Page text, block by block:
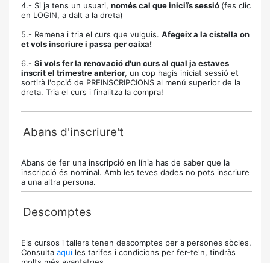
4.- Si ja tens un usuari, només cal que iniciïs sessió (fes clic
en LOGIN, a dalt a la dreta)
5.- Remena i tria el curs que vulguis. Afegeix a la cistella on
et vols inscriure i passa per caixa!
6.- Si vols fer la renovació d'un curs al qual ja estaves
inscrit el trimestre anterior, un cop hagis iniciat sessió et
sortirà l'opció de PREINSCRIPCIONS al menú superior de la
dreta. Tria el curs i finalitza la compra!
Abans d'inscriure't
Abans de fer una inscripció en línia has de saber que la
inscripció és nominal. Amb les teves dades no pots inscriure
a una altra persona.
Descomptes
Els cursos i tallers tenen descomptes per a persones sòcies.
Consulta aquí les tarifes i condicions per fer-te'n, tindràs